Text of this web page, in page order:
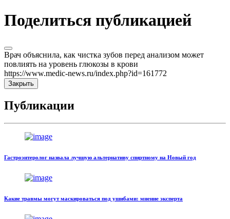
Поделиться публикацией
Врач объяснила, как чистка зубов перед анализом может
повлиять на уровень глюкозы в крови
https://www.medic-news.ru/index.php?id=161772
Закрыть
Публикации
Гастроэнтеролог назвала лучшую альтернативу спиртному на Новый год
Какие травмы могут маскироваться под ушибами: мнение эксперта